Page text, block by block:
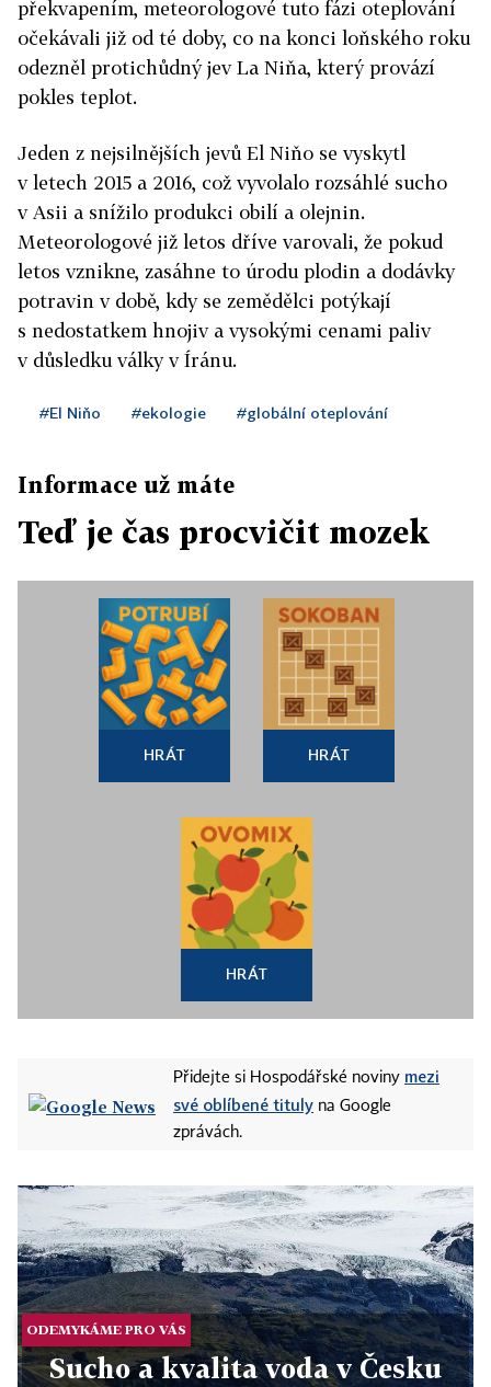
překvapením, meteorologové tuto fázi oteplování
očekávali již od té doby, co na konci loňského roku
odezněl protichůdný jev La Niňa, který provází
pokles teplot.
Jeden z nejsilnějších jevů El Niňo se vyskytl
v letech 2015 a 2016, což vyvolalo rozsáhlé sucho
v Asii a snížilo produkci obilí a olejnin.
Meteorologové již letos dříve varovali, že pokud
letos vznikne, zasáhne to úrodu plodin a dodávky
potravin v době, kdy se zemědělci potýkají
s nedostatkem hnojiv a vysokými cenami paliv
v důsledku války v Íránu.
#El Niňo #ekologie #globální oteplování
Informace už máte
Teď je čas procvičit mozek
HRÁT HRÁT
HRÁT
Přidejte si Hospodářské noviny mezi
své oblíbené tituly na Google
zprávách.
ODEMYKÁME PRO VÁS
Sucho a kvalita voda v Česku